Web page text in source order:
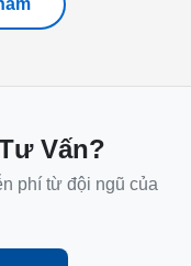
Vấn?
phí từ đội ngũ của